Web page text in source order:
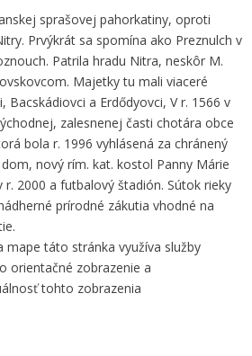
sprašovej pahorkatiny, oproti
Prvýkrát sa spomína ako Preznulch v
Patrila hradu Nitra, neskôr M.
Majetky tu mali viaceré
Bacskádiovci a Erdődyovci, V r. 1566 v
zalesnenej časti chotára obce
bola r. 1996 vyhlásená za chránený
nový rím. kat. kostol Panny Márie
r. 2000 a futbalový štadión. Sútok rieky
prírodné zákutia vhodné na
mape táto stránka využíva služby
orientačné zobrazenie a
tohto zobrazenia